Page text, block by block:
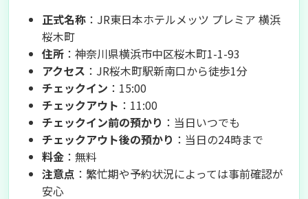
正式名称 ：JR東日本ホテルメッツ プレミア 横浜
桜木町
住所 ：神奈川県横浜市中区桜木町1-1-93
アクセス ：JR桜木町駅新南口から徒歩1分
チェックイン ：15:00
チェックアウト ：11:00
チェックイン前の預かり ：当日いつでも
チェックアウト後の預かり ：当日の24時まで
料金 ：無料
注意点 ：繁忙期や予約状況によっては事前確認が
安心